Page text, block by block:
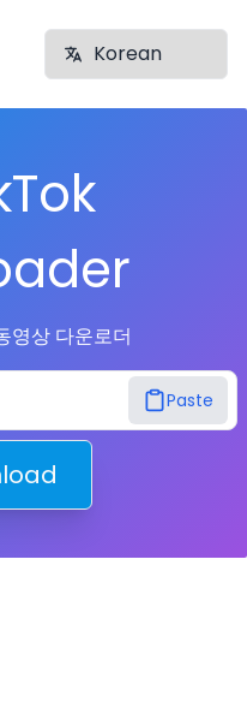
영상 다운로더
Paste